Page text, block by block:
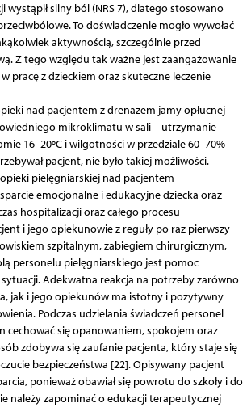
wystąpił silny ból (NRS 7), dlatego stosowano
To doświadczenie mogło wywołać
aktywnością, szczególnie przed
Z tego względu tak ważne jest zaangażowanie
pracę z dzieckiem oraz skuteczne leczenie
nad pacjentem z drenażem jamy opłucnej
mikroklimatu w sali – utrzymanie
16–20ºC i wilgotności w przedziale 60–70%
pacjent, nie było takiej możliwości.
pielęgniarskiej nad pacjentem
emocjonalne i edukacyjne dziecka oraz
hospitalizacji oraz całego procesu
i jego opiekunowie z reguły po raz pierwszy
szpitalnym, zabiegiem chirurgicznym,
personelu pielęgniarskiego jest pomoc
Adekwatna reakcja na potrzeby zarówno
jak i jego opiekunów ma istotny i pozytywny
Podczas udzielania świadczeń personel
cechować się opanowaniem, spokojem oraz
zdobywa się zaufanie pacjenta, który staje się
bezpieczeństwa [22]. Opisywany pacjent
ponieważ obawiał się powrotu do szkoły i do
należy zapominać o edukacji terapeutycznej